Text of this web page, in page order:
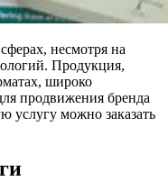
несмотря на
Продукция,
широко
продвижения бренда
услугу можно заказать